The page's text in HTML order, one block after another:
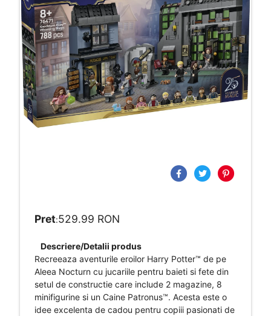
Pret:529.99 RON
Descriere/Detalii produs
Recreeaza aventurile eroilor Harry Potter™ de pe
Aleea Nocturn cu jucariile pentru baieti si fete din
setul de constructie care include 2 magazine, 8
minifigurine si un Caine Patronus™. Acesta este o
idee excelenta de cadou pentru copiii pasionati de